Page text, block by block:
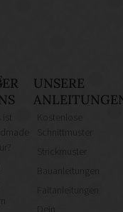
ist
UNSERE
Kostenlose
Schnittmuster
Strickmuster
Bauanleitungen
Faltanleitungen